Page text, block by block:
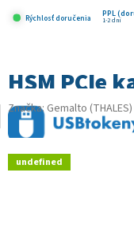
Rýchlosť doručenia PPL
1-2 dni
HSM PCIe
Značka: Gemalto (THALES)
undefined